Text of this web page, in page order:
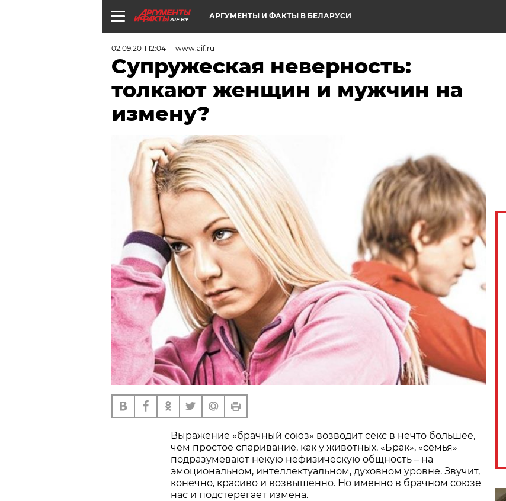
AIF.BY АРГУМЕНТЫ И ФАКТЫ В БЕЛАРУСИ
02.09.2011 12:04 www.aif.ru
Супружеская неверность:
толкают женщин и мужчин на
измену?
Выражение «брачный союз» возводит секс в нечто большее,
чем простое спаривание, как у животных. «Брак», «семья»
подразумевают некую нефизическую общность – на
эмоциональном, интеллектуальном, духовном уровне. Звучит,
конечно, красиво и возвышенно. Но именно в брачном союзе
нас и подстерегает измена.